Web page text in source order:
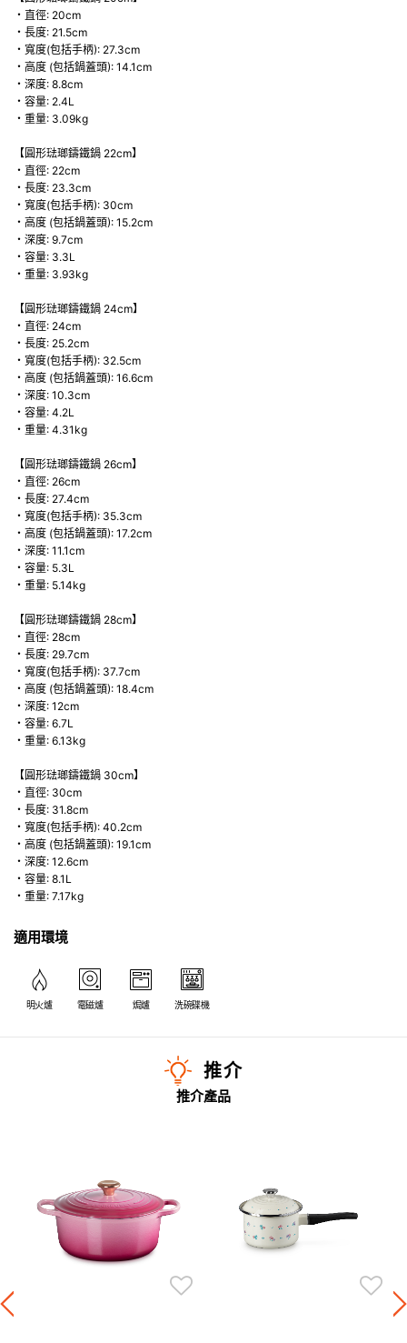
・直徑: 20cm
・長度: 21.5cm
・寬度(包括手柄): 27.3cm
・高度 (包括鍋蓋頭): 14.1cm
・深度: 8.8cm
・容量: 2.4L
・重量: 3.09kg
【圓形琺瑯鑄鐵鍋 22cm】
・直徑: 22cm
・長度: 23.3cm
・寬度(包括手柄): 30cm
・高度 (包括鍋蓋頭): 15.2cm
・深度: 9.7cm
・容量: 3.3L
・重量: 3.93kg
【圓形琺瑯鑄鐵鍋 24cm】
・直徑: 24cm
・長度: 25.2cm
・寬度(包括手柄): 32.5cm
・高度 (包括鍋蓋頭): 16.6cm
・深度: 10.3cm
・容量: 4.2L
・重量: 4.31kg
【圓形琺瑯鑄鐵鍋 26cm】
・直徑: 26cm
・長度: 27.4cm
・寬度(包括手柄): 35.3cm
・高度 (包括鍋蓋頭): 17.2cm
・深度: 11.1cm
・容量: 5.3L
・重量: 5.14kg
【圓形琺瑯鑄鐵鍋 28cm】
・直徑: 28cm
・長度: 29.7cm
・寬度(包括手柄): 37.7cm
・高度 (包括鍋蓋頭): 18.4cm
・深度: 12cm
・容量: 6.7L
・重量: 6.13kg
【圓形琺瑯鑄鐵鍋 30cm】
・直徑: 30cm
・長度: 31.8cm
・寬度(包括手柄): 40.2cm
・高度 (包括鍋蓋頭): 19.1cm
・深度: 12.6cm
・容量: 8.1L
・重量: 7.17kg
適用環境
明火爐 電磁爐 焗爐 洗碗碟機
推介
推介產品